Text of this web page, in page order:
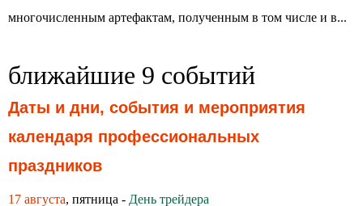
многочисленным артефактам, полученным в том числе и в...
ближайшие 9 событий
Даты и дни, события и мероприятия
календаря профессиональных
праздников
17 августа, пятница - День трейдера